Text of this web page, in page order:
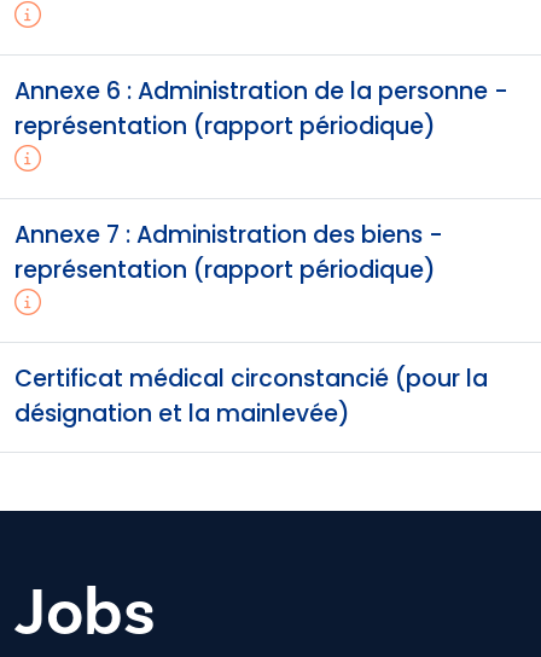
Annexe 6 : Administration de la personne -
représentation (rapport périodique)
Annexe 7 : Administration des biens -
représentation (rapport périodique)
Certificat médical circonstancié (pour la
désignation et la mainlevée)
Jobs